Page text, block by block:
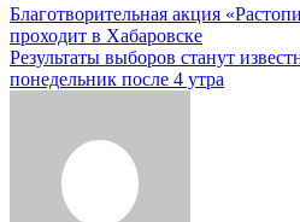
Навигация
по
записям
Благотворительная акция
проходит в Хабаровске
Результаты выборов станут
понедельник после 4 утра